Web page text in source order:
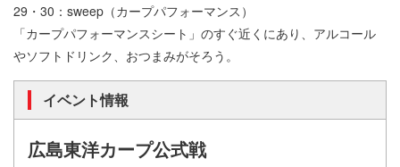
29・30：sweep（カープパフォーマンス）
「カープパフォーマンスシート」のすぐ近くにあり、アルコール
やソフトドリンク、おつまみがそろう。
イベント情報
広島東洋カープ公式戦